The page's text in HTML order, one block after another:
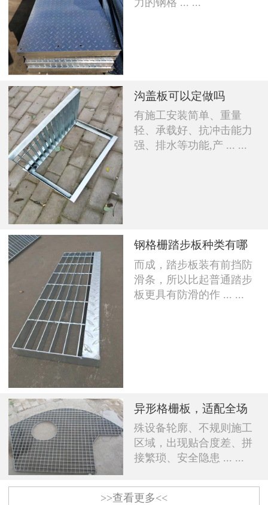
沟盖板可以定做吗
有施工安装简单、重量
轻、承载好、抗冲击能力
强、排水等功能,产 ... ...
钢格栅踏步板种类有哪
而成，踏步板装有前挡防
滑条，所以比起普通踏步
板更具有防滑的作 ... ...
异形格栅板，适配全场
殊设备轮廓、不规则施工
区域，出现贴合度差、拼
接繁琐、安全隐患 ... ...
>>查看更多<<